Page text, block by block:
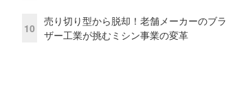
10
売り切り型から脱却！老舗メーカーのブラ
ザー工業が挑むミシン事業の変革